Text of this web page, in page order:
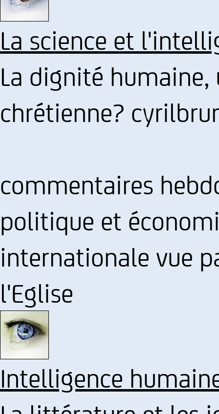
La science et
La dignité
chrétienne?
commentaires
politique et
internationale vue
l'Eglise
Intelligence